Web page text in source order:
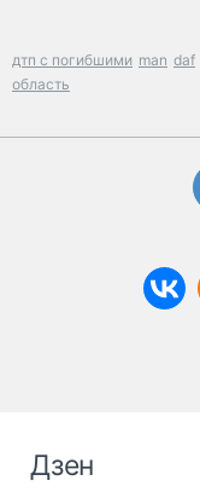
дтп с погибшими man daf
область
Дзен